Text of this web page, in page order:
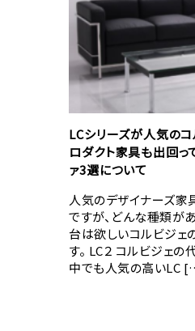
LCシリーズが人気のコ
ロダクト家具も出回っ
ァ3選について
人気のデザイナーズ家
ですが、どんな種類が
台は欲しいコルビジェ
す。 LC２ コルビジェ
中でも人気の高いLC